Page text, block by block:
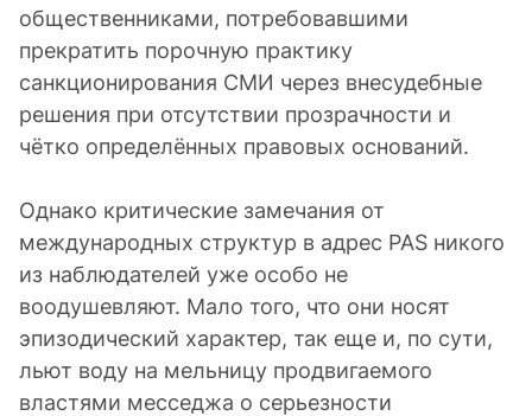
общественниками, потребовавшими
прекратить порочную практику
санкционирования СМИ через внесудебные
решения при отсутствии прозрачности и
чётко определённых правовых оснований.
Однако критические замечания от
международных структур в адрес PAS никого
из наблюдателей уже особо не
воодушевляют. Мало того, что они носят
эпизодический характер, так еще и, по сути,
льют воду на мельницу продвигаемого
властями месседжа о серьезности